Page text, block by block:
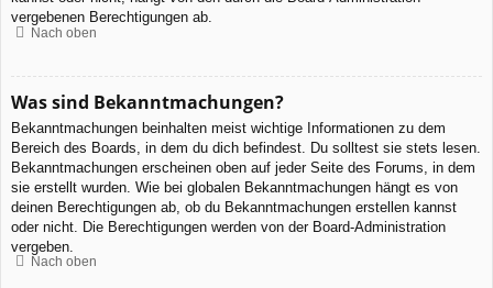
vergebenen Berechtigungen ab.
Nach oben
Was sind Bekanntmachungen?
Bekanntmachungen beinhalten meist wichtige Informationen zu dem
Bereich des Boards, in dem du dich befindest. Du solltest sie stets lesen.
Bekanntmachungen erscheinen oben auf jeder Seite des Forums, in dem
sie erstellt wurden. Wie bei globalen Bekanntmachungen hängt es von
deinen Berechtigungen ab, ob du Bekanntmachungen erstellen kannst
oder nicht. Die Berechtigungen werden von der Board-Administration
vergeben.
Nach oben